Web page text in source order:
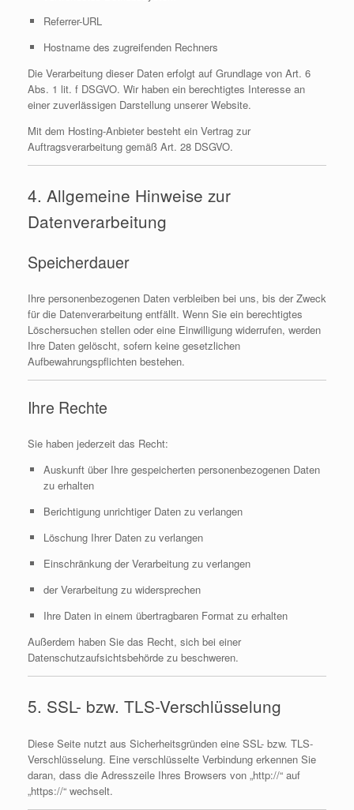
Referrer-URL
Hostname des zugreifenden Rechners
Die Verarbeitung dieser Daten erfolgt auf Grundlage von Art. 6
Abs. 1 lit. f DSGVO. Wir haben ein berechtigtes Interesse an
einer zuverlässigen Darstellung unserer Website.
Mit dem Hosting-Anbieter besteht ein Vertrag zur
Auftragsverarbeitung gemäß Art. 28 DSGVO.
4. Allgemeine Hinweise zur
Datenverarbeitung
Speicherdauer
Ihre personenbezogenen Daten verbleiben bei uns, bis der Zweck
für die Datenverarbeitung entfällt. Wenn Sie ein berechtigtes
Löschersuchen stellen oder eine Einwilligung widerrufen, werden
Ihre Daten gelöscht, sofern keine gesetzlichen
Aufbewahrungspflichten bestehen.
Ihre Rechte
Sie haben jederzeit das Recht:
Auskunft über Ihre gespeicherten personenbezogenen Daten
zu erhalten
Berichtigung unrichtiger Daten zu verlangen
Löschung Ihrer Daten zu verlangen
Einschränkung der Verarbeitung zu verlangen
der Verarbeitung zu widersprechen
Ihre Daten in einem übertragbaren Format zu erhalten
Außerdem haben Sie das Recht, sich bei einer
Datenschutzaufsichtsbehörde zu beschweren.
5. SSL- bzw. TLS-Verschlüsselung
Diese Seite nutzt aus Sicherheitsgründen eine SSL- bzw. TLS-
Verschlüsselung. Eine verschlüsselte Verbindung erkennen Sie
daran, dass die Adresszeile Ihres Browsers von „http://“ auf
„https://“ wechselt.